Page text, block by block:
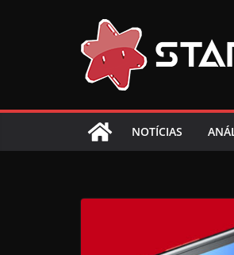
NOTÍCIAS